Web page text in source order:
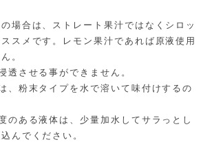
場合は、ストレート果汁ではなくシロッ
スメです。レモン果汁であれば原液使用
。
透させる事ができません。
、粉末タイプを水で溶いて味付けするの
のある液体は、少量加水してサラっとし
んでください。